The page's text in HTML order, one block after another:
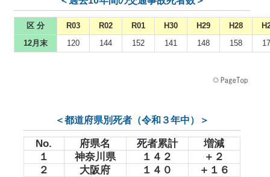
区 分 R03 R02 R01 H30 H29 H28
12月末
120 144 152 141 148 158
＜都道府県別死者（令和３年中）＞
No. 府県名 死者累計
増減
１
神奈川県 １４２
＋２
２
大阪府 １４０
＋１６